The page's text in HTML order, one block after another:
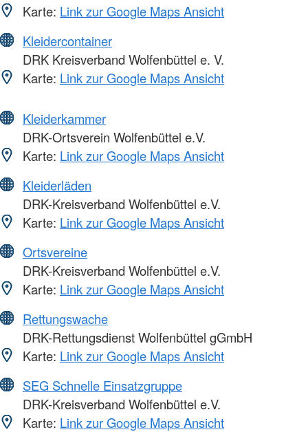
Karte: Link zur Google Maps Ansicht
Kleidercontainer
DRK Kreisverband Wolfenbüttel e. V.
Karte: Link zur Google Maps Ansicht
Kleiderkammer
DRK-Ortsverein Wolfenbüttel e.V.
Karte: Link zur Google Maps Ansicht
Kleiderläden
DRK-Kreisverband Wolfenbüttel e.V.
Karte: Link zur Google Maps Ansicht
Ortsvereine
DRK-Kreisverband Wolfenbüttel e.V.
Karte: Link zur Google Maps Ansicht
Rettungswache
DRK-Rettungsdienst Wolfenbüttel gGmbH
Karte: Link zur Google Maps Ansicht
SEG Schnelle Einsatzgruppe
DRK-Kreisverband Wolfenbüttel e.V.
Karte: Link zur Google Maps Ansicht